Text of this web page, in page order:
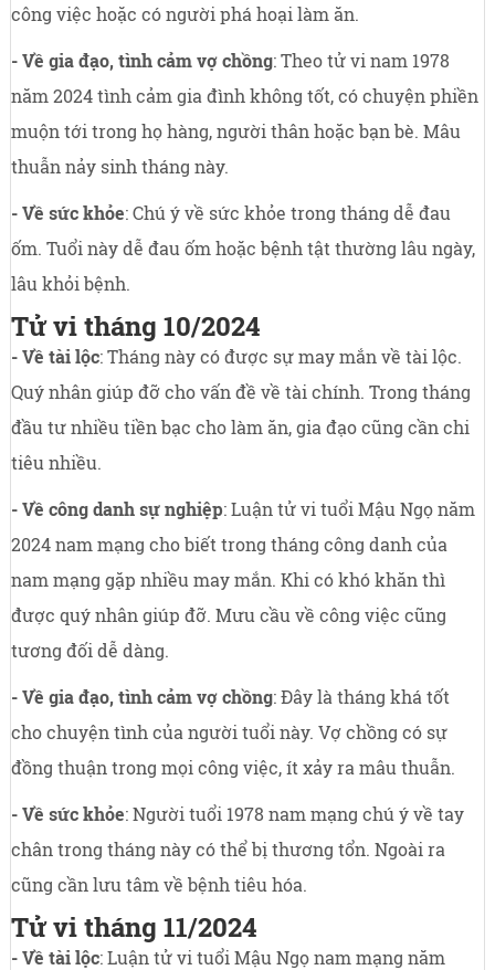
công việc hoặc có người phá hoại làm ăn.
- Về gia đạo, tình cảm vợ chồng: Theo tử vi nam 1978
năm 2024 tình cảm gia đình không tốt, có chuyện phiền
muộn tới trong họ hàng, người thân hoặc bạn bè. Mâu
thuẫn nảy sinh tháng này.
- Về sức khỏe: Chú ý về sức khỏe trong tháng dễ đau
ốm. Tuổi này dễ đau ốm hoặc bệnh tật thường lâu ngày,
lâu khỏi bệnh.
Tử vi tháng 10/2024
- Về tài lộc: Tháng này có được sự may mắn về tài lộc.
Quý nhân giúp đỡ cho vấn đề về tài chính. Trong tháng
đầu tư nhiều tiền bạc cho làm ăn, gia đạo cũng cần chi
tiêu nhiều.
- Về công danh sự nghiệp: Luận tử vi tuổi Mậu Ngọ năm
2024 nam mạng cho biết trong tháng công danh của
nam mạng gặp nhiều may mắn. Khi có khó khăn thì
được quý nhân giúp đỡ. Mưu cầu về công việc cũng
tương đối dễ dàng.
- Về gia đạo, tình cảm vợ chồng: Đây là tháng khá tốt
cho chuyện tình của người tuổi này. Vợ chồng có sự
đồng thuận trong mọi công việc, ít xảy ra mâu thuẫn.
- Về sức khỏe: Người tuổi 1978 nam mạng chú ý về tay
chân trong tháng này có thể bị thương tổn. Ngoài ra
cũng cần lưu tâm về bệnh tiêu hóa.
Tử vi tháng 11/2024
- Về tài lộc: Luận tử vi tuổi Mậu Ngọ nam mạng năm